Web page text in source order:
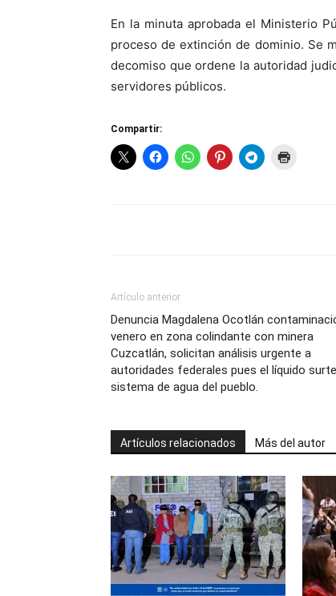
En la minuta aprobada el Ministerio
proceso de extinción de dominio. Se
decomiso que ordene la autoridad
servidores públicos.
Compartir:
Artículo anterior
Denuncia Magdalena Ocotlán
venero en zona colindante con minera
Cuzcatlán, solicitan análisis urgente a
autoridades federales pues el líquido
sistema de agua del pueblo.
Artículos relacionados Más del autor